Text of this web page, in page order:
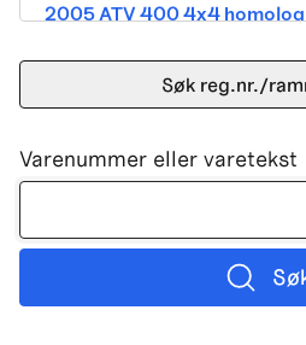
2005 ATV 400 4x4
2005 ATV 500 TRV
2005 ATV 500i 4x4A
2005 DVX 400 street
2006 250 Utility Street Legal
2006 400 3in1 Street Legal
2006 400 dvx street-2x4
2006 500 4x4A Street Legal
Søk reg.nr./
Varenummer eller varetekst